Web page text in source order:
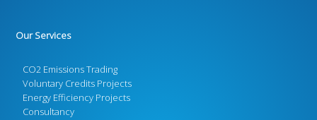
Our Services
CO2 Emissions Trading
Voluntary Credits Projects
Energy Efficiency Projects
Consultancy